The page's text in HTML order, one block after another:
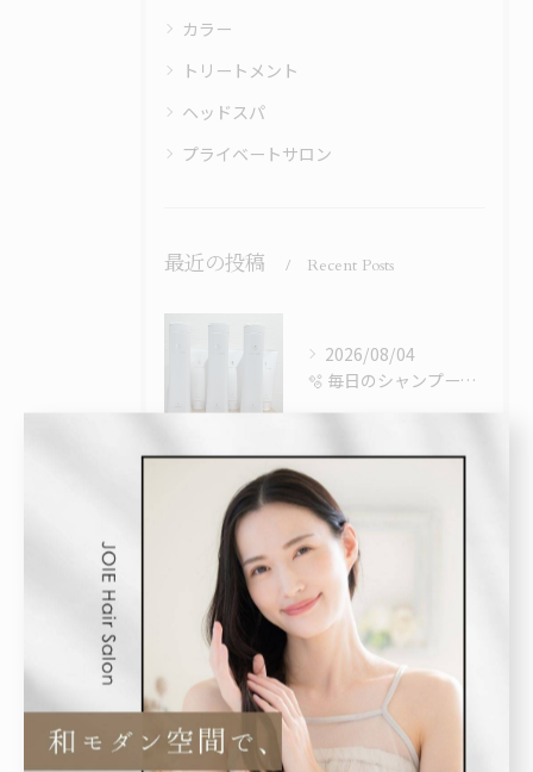
カラー
トリートメント
ヘッドスパ
プライベートサロン
最近の投稿 Recent Posts
2026/08/04
🫧 毎日のシャンプーで、髪はもっと綺麗になる。
2026/07/27
2026/07/24